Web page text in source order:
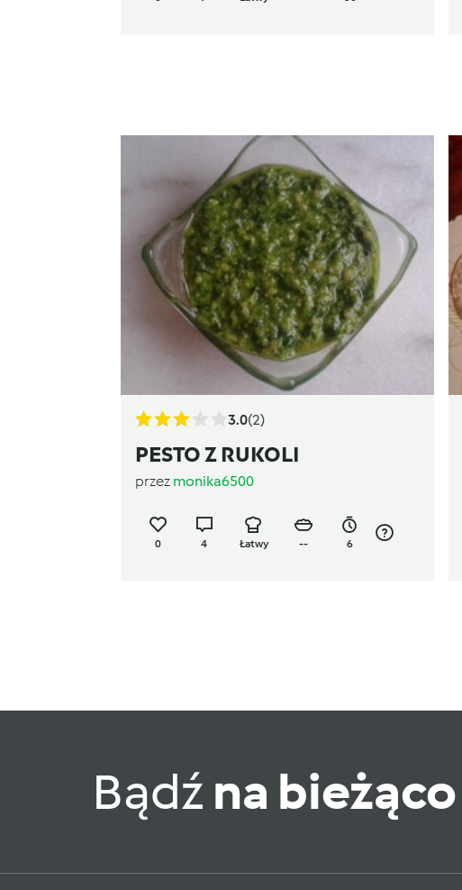
3.0(2)
PESTO Z RUKOLI
przez monika6500
0 4 Łatwy -- 6
Bądź na bieżąco